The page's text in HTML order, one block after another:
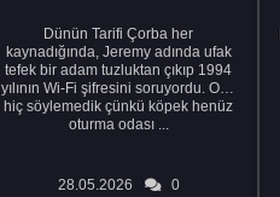
Dünün Tarifi Çorba her
kaynadığında, Jeremy adında ufak
tefek bir adam tuzluktan çıkıp 1994
yılının Wi-Fi şifresini soruyordu. Ona
hiç söylemedik çünkü köpek henüz
oturma odası ...
28.05.2026 0